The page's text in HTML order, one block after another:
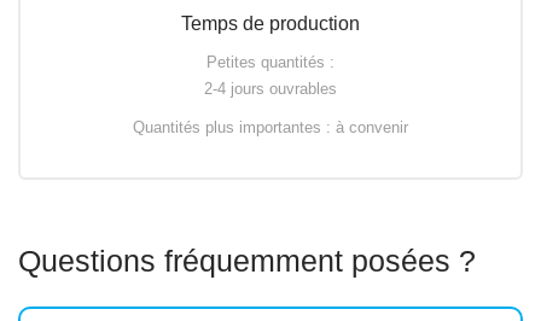
Temps de production
Petites quantités :
2-4 jours ouvrables
Quantités plus importantes : à convenir
Questions fréquemment posées ?